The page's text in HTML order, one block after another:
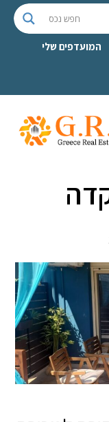
המועדפים שלי